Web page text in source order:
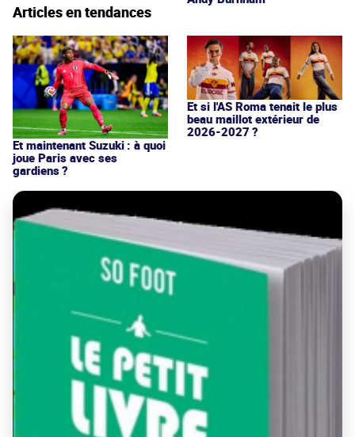
Articles en tendances
Et maintenant Suzuki : à quoi
joue Paris avec ses
gardiens ?
Et si l'AS Roma tenait le plus
beau maillot extérieur de
2026-2027 ?